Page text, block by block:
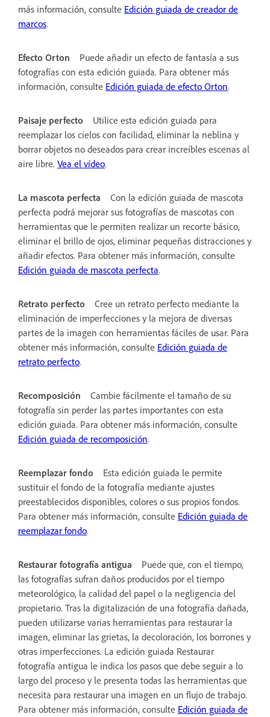
más información, consulte Edición guiada de creador de
marcos.
Efecto Orton
Puede añadir un efecto de fantasía a sus
fotografías con esta edición guiada. Para obtener más
información, consulte Edición guiada de efecto Orton.
Paisaje perfecto
Utilice esta edición guiada para
reemplazar los cielos con facilidad, eliminar la neblina y
borrar objetos no deseados para crear increíbles escenas al
aire libre. Vea el vídeo.
La mascota perfecta
Con la edición guiada de mascota
perfecta podrá mejorar sus fotografías de mascotas con
herramientas que le permiten realizar un recorte básico,
eliminar el brillo de ojos, eliminar pequeñas distracciones y
añadir efectos. Para obtener más información, consulte
Edición guiada de mascota perfecta.
Retrato perfecto
Cree un retrato perfecto mediante la
eliminación de imperfecciones y la mejora de diversas
partes de la imagen con herramientas fáciles de usar. Para
obtener más información, consulte Edición guiada de
retrato perfecto.
Recomposición
Cambie fácilmente el tamaño de su
fotografía sin perder las partes importantes con esta
edición guiada. Para obtener más información, consulte
Edición guiada de recomposición.
Reemplazar fondo
Esta edición guiada le permite
sustituir el fondo de la fotografía mediante ajustes
preestablecidos disponibles, colores o sus propios fondos.
Para obtener más información, consulte Edición guiada de
reemplazar fondo.
Restaurar fotografía antigua
Puede que, con el tiempo,
las fotografías sufran daños producidos por el tiempo
meteorológico, la calidad del papel o la negligencia del
propietario. Tras la digitalización de una fotografía dañada,
pueden utilizarse varias herramientas para restaurar la
imagen, eliminar las grietas, la decoloración, los borrones y
otras imperfecciones. La edición guiada Restaurar
fotografía antigua le indica los pasos que debe seguir a lo
largo del proceso y le presenta todas las herramientas que
necesita para restaurar una imagen en un flujo de trabajo.
Para obtener más información, consulte Edición guiada de